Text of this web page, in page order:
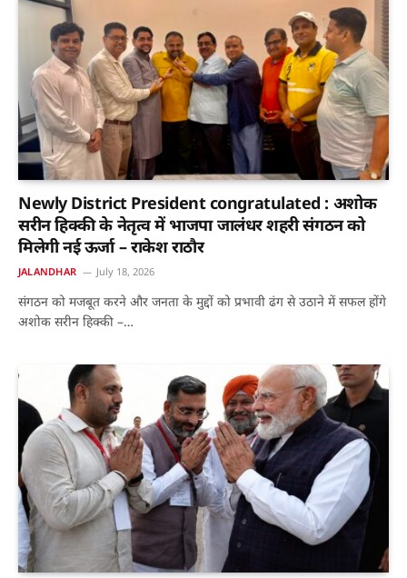
Newly District President congratulated : अशोक
सरीन हिक्की के नेतृत्व में भाजपा जालंधर शहरी संगठन को
मिलेगी नई ऊर्जा – राकेश राठौर
JALANDHAR July 18, 2026
संगठन को मजबूत करने और जनता के मुद्दों को प्रभावी ढंग से उठाने में सफल होंगे
अशोक सरीन हिक्की –…